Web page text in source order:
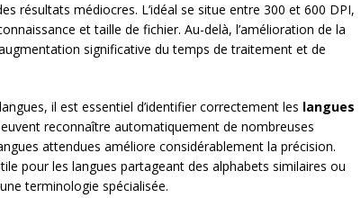
résultats médiocres. L’idéal se situe entre 300 et 600 DPI,
et taille de fichier. Au-delà, l’amélioration de la
significative du temps de traitement et de
il est essentiel d’identifier correctement les langues
reconnaître automatiquement de nombreuses
attendues améliore considérablement la précision.
pour les langues partageant des alphabets similaires ou
terminologie spécialisée.